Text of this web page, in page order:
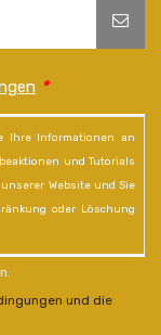
*
Ihre Informationen an
und Tutorials
Website und Sie
oder Löschung
und die